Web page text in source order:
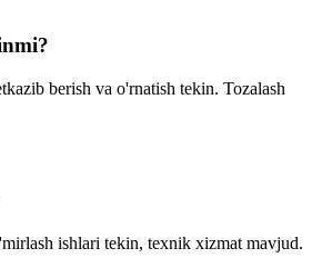
berish va o'rnatish tekin. Tozalash
ishlari tekin, texnik xizmat mavjud.